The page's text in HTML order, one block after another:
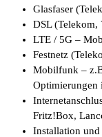
Glasfaser
DSL (Telekom,
LTE / 5G –
Festnetz
Mobilfunk –
Optimierungen
Fritz!Box,
Installation und